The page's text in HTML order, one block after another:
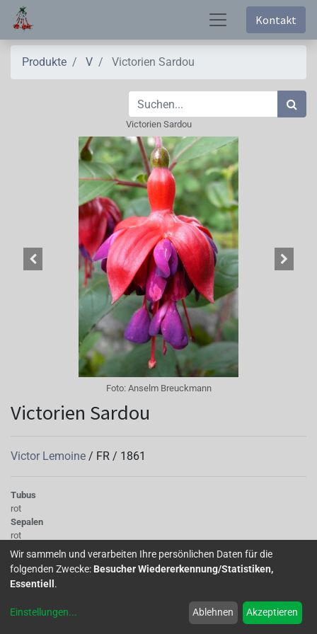
Kontakt
Produkte V Victorien Sardou
Victorien Sardou
Foto: Anselm Breuckmann
Victorien Sardou
Victor Lemoine / FR / 1861
Tubus
rot
Sepalen
rot
Korolle/Petalen
dunkelviolett
Wuchs
aufrecht, buschig, stark wachsend
'Victorien Sardou', eine unspektakuläre Fuchsie, die sich
Wir sammeln und verarbeiten Ihre persönlichen Daten für die
folgenden Zwecke: Besucher Wiedererkennung/Statistiken,
Essentiell .
Einstellungen... Ablehnen Akzeptieren